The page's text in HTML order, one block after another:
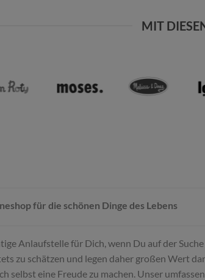
MIT
für die schönen Dinge des Lebens
Anlaufstelle für Dich, wenn Du auf der
zu schätzen und legen daher großen Wert
selbst eine Freude zu machen. Unser